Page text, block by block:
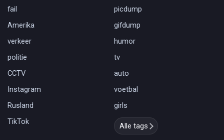
fail
picdump
Amerika
gifdump
verkeer
humor
politie
tv
CCTV
auto
Instagram
voetbal
Rusland
girls
TikTok
Alle tags